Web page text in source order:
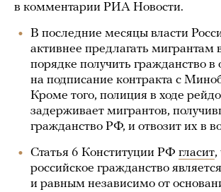
в комментарии РИА Новости.
В последние месяцы власти
активнее предлагать мигрантам
порядке получить гражданство в
на подписание контракта с
Кроме того, полиция в ходе
задерживает мигрантов,
гражданство РФ, и отвозит их в
Статья 6 Конституции РФ гласит,
российское гражданство
и равным независимо от